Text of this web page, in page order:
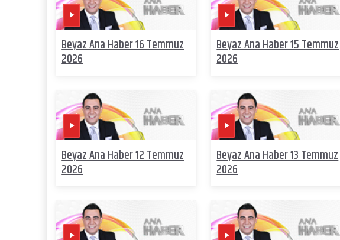
Beyaz Ana Haber 16 Temmuz
2026
Beyaz Ana Haber 15 Temmuz
2026
Beyaz Ana Haber 12 Temmuz
2026
Beyaz Ana Haber 13 Temmuz
2026